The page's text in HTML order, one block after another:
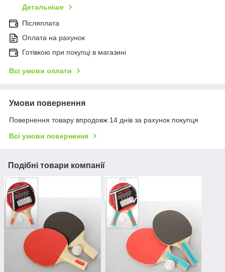
Детальніше
Післяплата
Оплата на рахунок
Готівкою при покупці в магазині
Всі умови оплати
Умови повернення
Повернення товару впродовж 14 днів за рахунок покупця
Всі умови повернення
Подібні товари компанії